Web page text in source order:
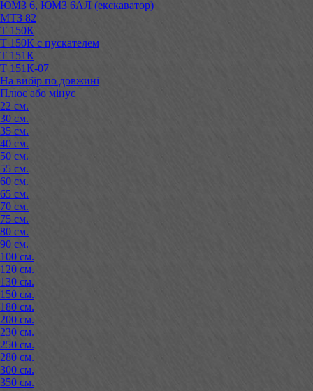
ЮМЗ 6, ЮМЗ 6АЛ (екскаватор)
МТЗ 82
Т 150К
Т 150К с пускателем
Т 151К
Т 151К-07
На вибір по довжині
Плюс або мінус
22 см.
30 см.
35 см.
40 см.
50 см.
55 см.
60 см.
65 см.
70 см.
75 см.
80 см.
90 см.
100 см.
120 см.
130 см.
150 см.
180 см.
200 см.
230 см.
250 см.
280 см.
300 см.
350 см.